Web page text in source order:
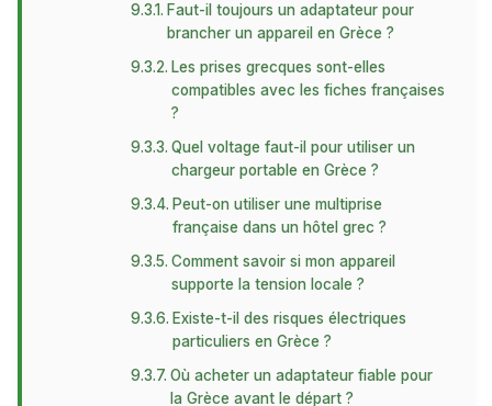
Faut-il toujours un adaptateur pour
brancher un appareil en Grèce ?
Les prises grecques sont-elles
compatibles avec les fiches françaises
?
Quel voltage faut-il pour utiliser un
chargeur portable en Grèce ?
Peut-on utiliser une multiprise
française dans un hôtel grec ?
Comment savoir si mon appareil
supporte la tension locale ?
Existe-t-il des risques électriques
particuliers en Grèce ?
Où acheter un adaptateur fiable pour
la Grèce avant le départ ?